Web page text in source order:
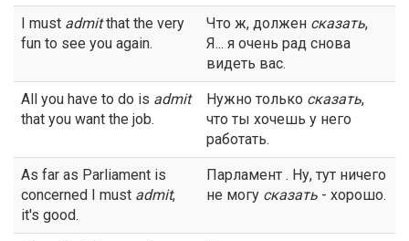
I must admitthat the very
fun to see you again.
Что ж, должен сказать,
Я... я очень рад снова
видеть вас.
All you have to do is admit
that you want the job.
Нужно только сказать,
что ты хочешь у него
работать.
As far as Parliament is
concerned I must admit,
it's good.
Парламент . Ну, тут ничего
не могу сказать - хорошо.